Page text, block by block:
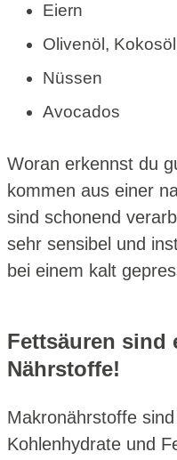
Eiern
Olivenöl, Kokosöl
Nüssen
Avocados
Woran erkennst du
kommen aus einer
sind schonend
sehr sensibel und
bei einem kalt
Fettsäuren sind
Nährstoffe!
Makronährstoffe
Kohlenhydrate und